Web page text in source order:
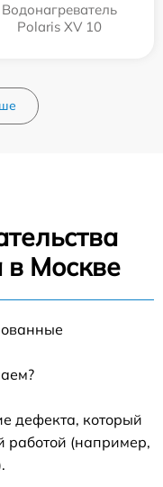
Водонагреватель
Polaris XV 10
в Москве
дефекта, который
работой (например,